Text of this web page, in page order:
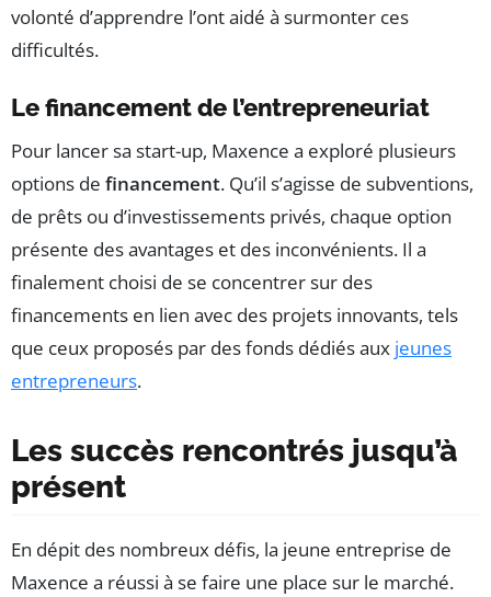
volonté d’apprendre l’ont aidé à surmonter ces
difficultés.
Le financement de l’entrepreneuriat
Pour lancer sa start-up, Maxence a exploré plusieurs
options de financement. Qu’il s’agisse de subventions,
de prêts ou d’investissements privés, chaque option
présente des avantages et des inconvénients. Il a
finalement choisi de se concentrer sur des
financements en lien avec des projets innovants, tels
que ceux proposés par des fonds dédiés aux jeunes
entrepreneurs.
Les succès rencontrés jusqu’à
présent
En dépit des nombreux défis, la jeune entreprise de
Maxence a réussi à se faire une place sur le marché.